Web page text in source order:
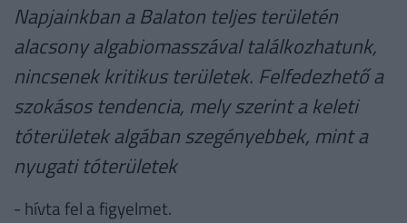
Napjainkban a Balaton teljes területén
alacsony algabiomasszával találkozhatunk,
nincsenek kritikus területek. Felfedezhető a
szokásos tendencia, mely szerint a keleti
tóterületek algában szegényebbek, mint a
nyugati tóterületek
- hívta fel a figyelmet.